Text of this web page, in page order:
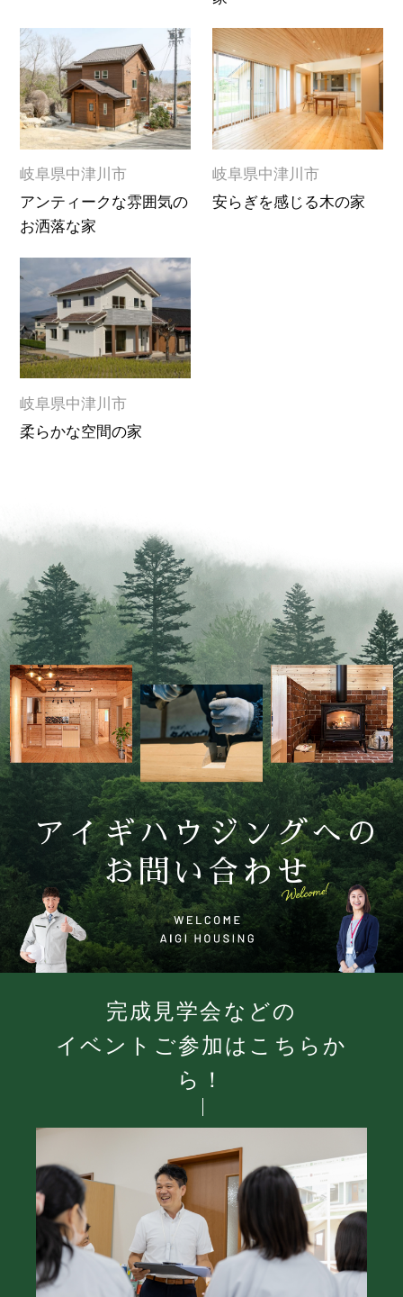
岐阜県中津川市
アンティークな雰囲気の
お洒落な家
岐阜県中津川市
安らぎを感じる木の家
岐阜県中津川市
柔らかな空間の家
アイギハウジングへの
お問い合わせ
完成見学会などの
イベントご参加はこちらか
ら！